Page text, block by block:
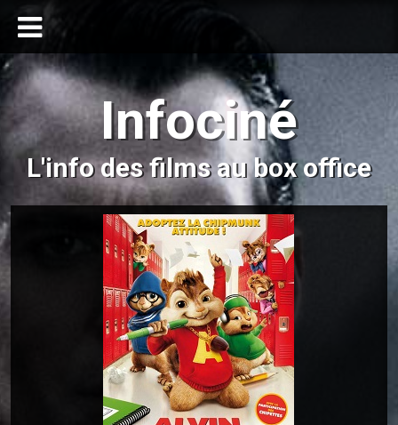
Infociné
L'info des films au box office